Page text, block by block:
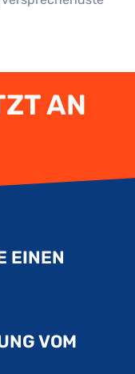
AN
EINEN
VOM